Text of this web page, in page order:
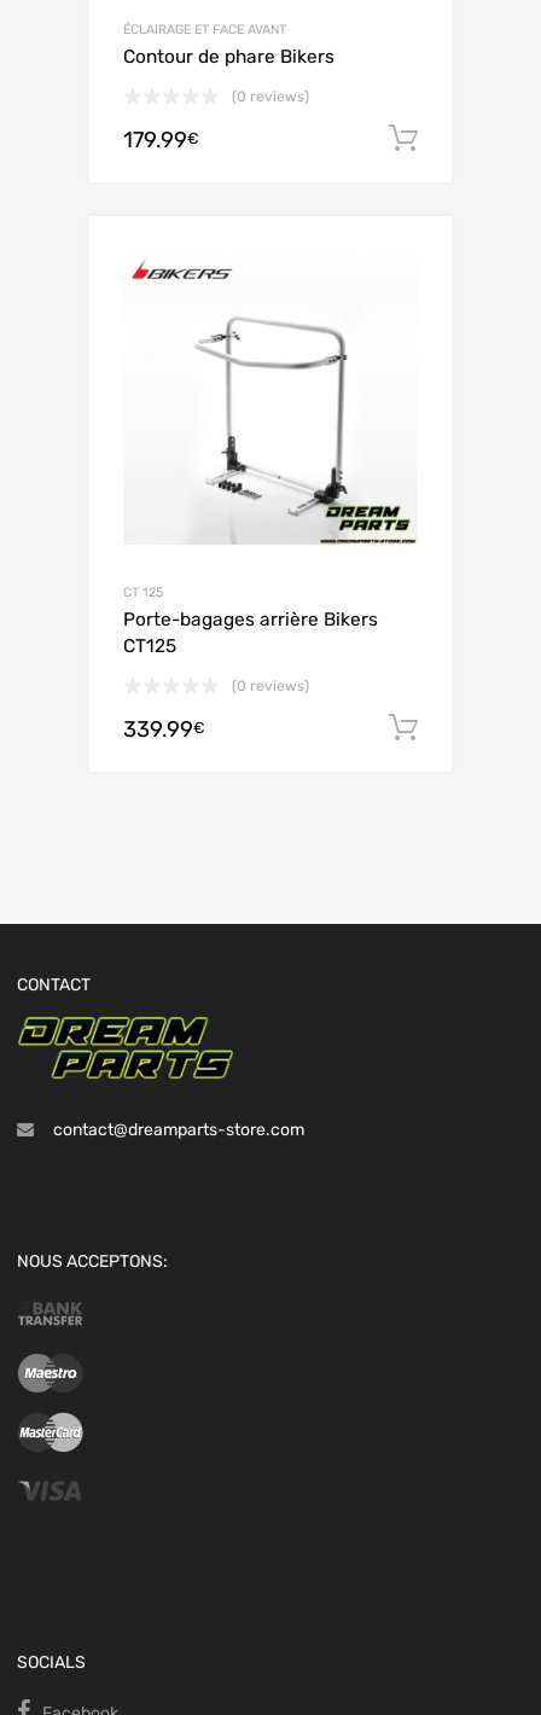
ÉCLAIRAGE ET FACE AVANT
Contour de phare Bikers
(0 reviews)
179.99€
CT 125
Porte-bagages arrière Bikers
CT125
(0 reviews)
339.99€
CONTACT
contact@dreamparts-store.com
NOUS ACCEPTONS:
SOCIALS